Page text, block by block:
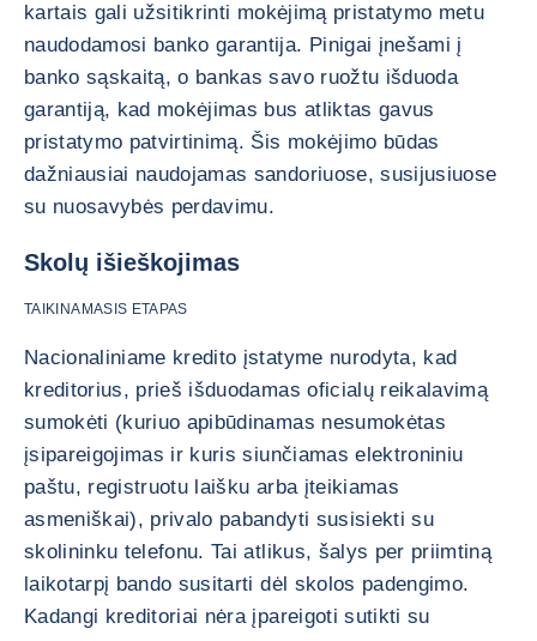
kartais gali užsitikrinti mokėjimą pristatymo metu
naudodamosi banko garantija. Pinigai įnešami į
banko sąskaitą, o bankas savo ruožtu išduoda
garantiją, kad mokėjimas bus atliktas gavus
pristatymo patvirtinimą. Šis mokėjimo būdas
dažniausiai naudojamas sandoriuose, susijusiuose
su nuosavybės perdavimu.
Skolų išieškojimas
TAIKINAMASIS ETAPAS
Nacionaliniame kredito įstatyme nurodyta, kad
kreditorius, prieš išduodamas oficialų reikalavimą
sumokėti (kuriuo apibūdinamas nesumokėtas
įsipareigojimas ir kuris siunčiamas elektroniniu
paštu, registruotu laišku arba įteikiamas
asmeniškai), privalo pabandyti susisiekti su
skolininku telefonu. Tai atlikus, šalys per priimtiną
laikotarpį bando susitarti dėl skolos padengimo.
Kadangi kreditoriai nėra įpareigoti sutikti su